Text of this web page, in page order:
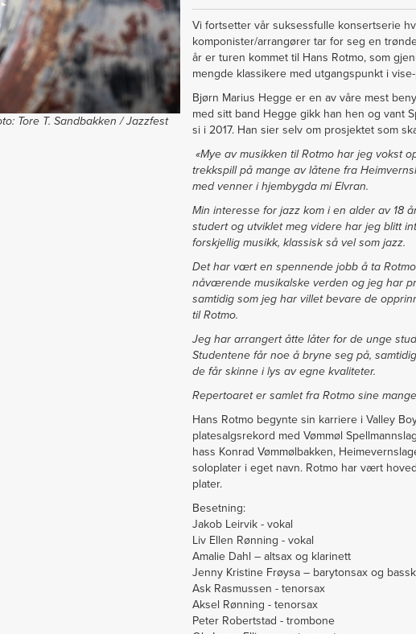
Tore T. Sandbakken / Jazzfest
Vi fortsetter vår suksessfulle konsertserie
komponister/arrangører tar for seg en
år er turen kommet til Hans Rotmo, som
mengde klassikere med utgangspunkt i
Bjørn Marius Hegge er en av våre mest
med sitt band Hegge gikk han hen og vant
si i 2017. Han sier selv om prosjektet som
«Mye av musikken til Rotmo har jeg vokst
trekkspill på mange av låtene fra
med venner i hjembygda mi Elvran.
Min interesse for jazz kom i en alder av 18
studert og utviklet meg videre har jeg blitt
forskjellig musikk, klassisk så vel som jazz.
Det har vært en spennende jobb å ta
nåværende musikalske verden og jeg har
samtidig som jeg har villet bevare de
til Rotmo.
Jeg har arrangert åtte låter for de unge
Studentene får noe å bryne seg på,
de får skinne i lys av egne kvaliteter.
Repertoaret er samlet fra Rotmo sine
Hans Rotmo begynte sin karriere i Valley
platesalgsrekord med Vømmøl
hass Konrad Vømmølbakken,
soloplater i eget navn. Rotmo har vært
plater.
Besetning:
Jakob Leirvik - vokal
Liv Ellen Rønning - vokal
Amalie Dahl – altsax og klarinett
Jenny Kristine Frøysa – barytonsax og
Ask Rasmussen - tenorsax
Aksel Rønning - tenorsax
Peter Robertstad - trombone